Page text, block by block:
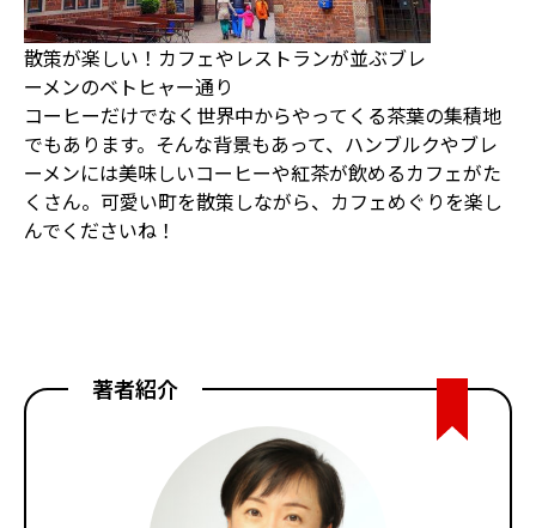
散策が楽しい！カフェやレストランが並ぶブレ
ーメンのベトヒャー通り
コーヒーだけでなく世界中からやってくる茶葉の集積地
でもあります。そんな背景もあって、ハンブルクやブレ
ーメンには美味しいコーヒーや紅茶が飲めるカフェがた
くさん。可愛い町を散策しながら、カフェめぐりを楽し
んでくださいね！
著者紹介